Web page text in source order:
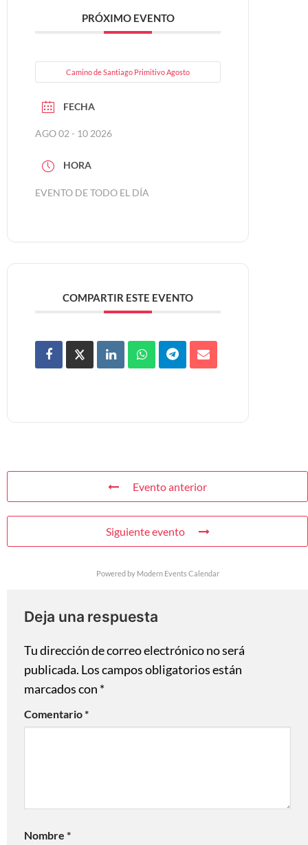
PRÓXIMO EVENTO
Camino de Santiago Primitivo Agosto
FECHA
AGO 02 - 10 2026
HORA
EVENTO DE TODO EL DÍA
COMPARTIR ESTE EVENTO
Evento anterior
Siguiente evento
Powered by Modern Events Calendar
Deja una respuesta
Tu dirección de correo electrónico no será
publicada. Los campos obligatorios están
marcados con *
Comentario*
Nombre *